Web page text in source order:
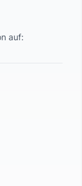
auf: